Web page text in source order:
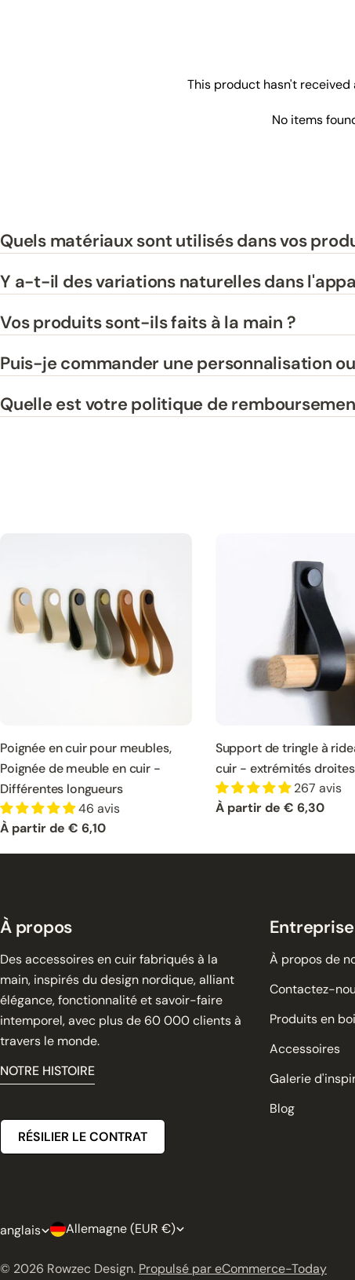
This product hasn't received
No items
Quels matériaux sont utilisés dans vos
Y a-t-il des variations naturelles dans
Vos produits sont-ils faits à la main ?
Puis-je commander une personnalisation
Quelle est votre politique de
Poignée en cuir pour meubles,
Poignée de meuble en cuir -
Différentes longueurs
46 avis
Prix
À partir de € 6,10
Support de tringle à
cuir - extrémités droites
267 avis
Prix
À partir de € 6,30
À propos
Des accessoires en cuir fabriqués à la
main, inspirés du design nordique, alliant
élégance, fonctionnalité et savoir-faire
intemporel, avec plus de 60 000 clients à
travers le monde.
NOTRE HISTOIRE
Entreprise
À propos de
Contactez-
Produits en
Accessoires
Galerie
Blog
RÉSILIER LE CONTRAT
L
a
anglais P
a
Allemagne (EUR €)
© 2026 Rowzec Design. Propulsé par eCommerce-Today